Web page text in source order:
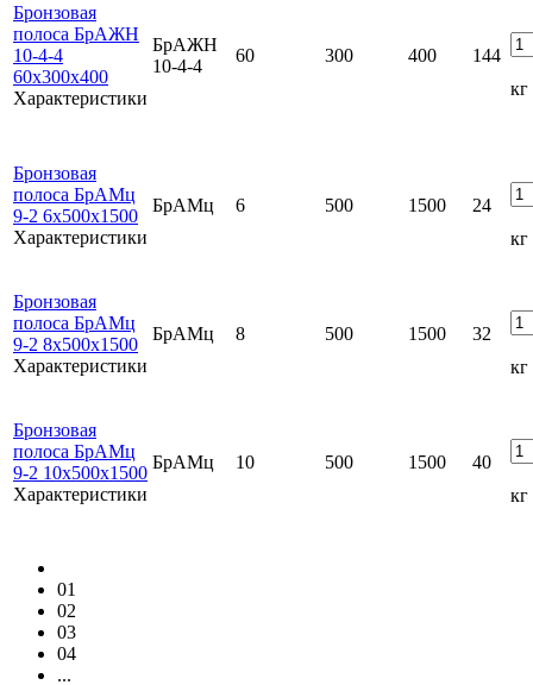
Бронзовая
полоса БрАЖН
10-4-4
60x300x400
Характеристики
БрАЖН
10-4-4
60 300 400
144
кг
Бронзовая
полоса БрАМц
9-2 6x500x1500
Характеристики
БрАМц 6 500 1500
24
кг
Бронзовая
полоса БрАМц
9-2 8x500x1500
Характеристики
БрАМц 8 500 1500
32
кг
Бронзовая
полоса БрАМц
9-2 10x500x1500
Характеристики
БрАМц 10 500 1500
40
кг
01
02
03
04
...